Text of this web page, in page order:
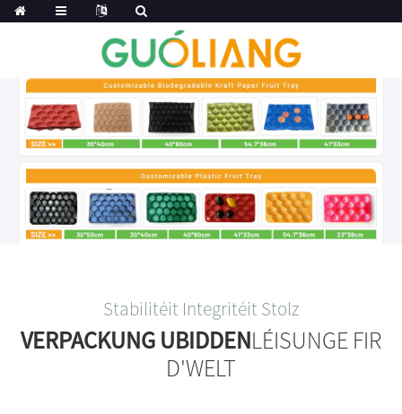
Stabilitéit Integritéit Stolz
VERPACKUNG UBIDDENLÉISUNGE FIR
D'WELT